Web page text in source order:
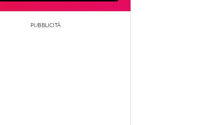
PUBBLICITÀ